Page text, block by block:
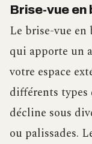
Brise-vue en
Le brise-vue
qui apporte un
votre espace
différents types
décline sous
ou palissades.